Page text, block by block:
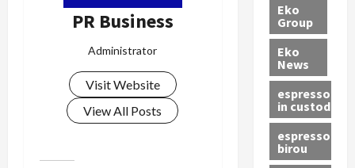
PR Business
Administrator
Visit Website
View All Posts
Eko
Group
Eko
News
espressoare
in custodie
espressor
birou